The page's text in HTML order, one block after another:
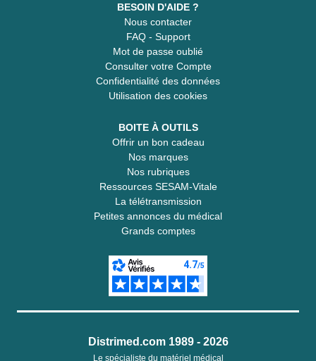
BESOIN D'AIDE ?
Nous contacter
FAQ - Support
Mot de passe oublié
Consulter votre Compte
Confidentialité des données
Utilisation des cookies
BOITE À OUTILS
Offrir un bon cadeau
Nos marques
Nos rubriques
Ressources SESAM-Vitale
La télétransmission
Petites annonces du médical
Grands comptes
Distrimed.com 1989 - 2026
Le spécialiste du matériel médical